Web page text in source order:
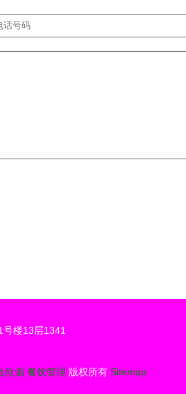
楼13层1341
欣酒 餐饮管理 版权所有 Sitemap